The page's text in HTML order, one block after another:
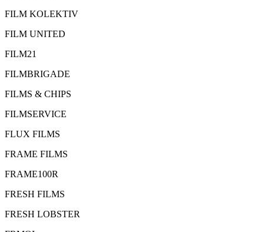
FILM KOLEKTIV
FILM UNITED
FILM21
FILMBRIGADE
FILMS & CHIPS
FILMSERVICE
FLUX FILMS
FRAME FILMS
FRAME100R
FRESH FILMS
FRESH LOBSTER